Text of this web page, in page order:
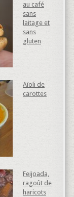
au café
sans
laitage et
sans
gluten
Aïoli de
carottes
Feijoada,
ragoût de
haricots